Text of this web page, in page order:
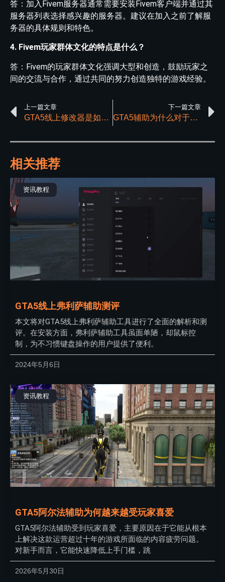
答：加入Fivem服务器通常需要安装Fivem客户端并通过其
服务器列表选择感兴趣的服务器。建议在加入之前了解服
务器的具体规则和特色。
4. Fivem玩家群体文化的特点是什么？
答：Fivem的玩家群体文化强调大型和创造，鼓励玩家之
间的交流与合作，通过共同的努力创造独特的游戏经验。
上一篇文章
GTA5线上修改器是如何制作的？
下一篇文章
GTA5辅助为什么对于玩家比较重要
相关推荐
资讯教程
GTA5线上弗利萨辅助测评
本文将对GTA5线上弗利萨辅助工具进行了全面的解析和测
评。在安装方面，弗利萨辅助工具虽面单陋，却鼠标控
制，为不习惯键盘操作的用户提供了便利。
2024年5月6日
资讯教程
GTA5阿尔法辅助为何越来越受玩家喜爱
GTA5阿尔法辅助受到玩家喜爱，主要原因在于它能从根本
上解决这款运营超过十年的游戏所面临的内容疲劳问题。
对新手而言，它能快速降低上手门槛，跳
2026年5月30日